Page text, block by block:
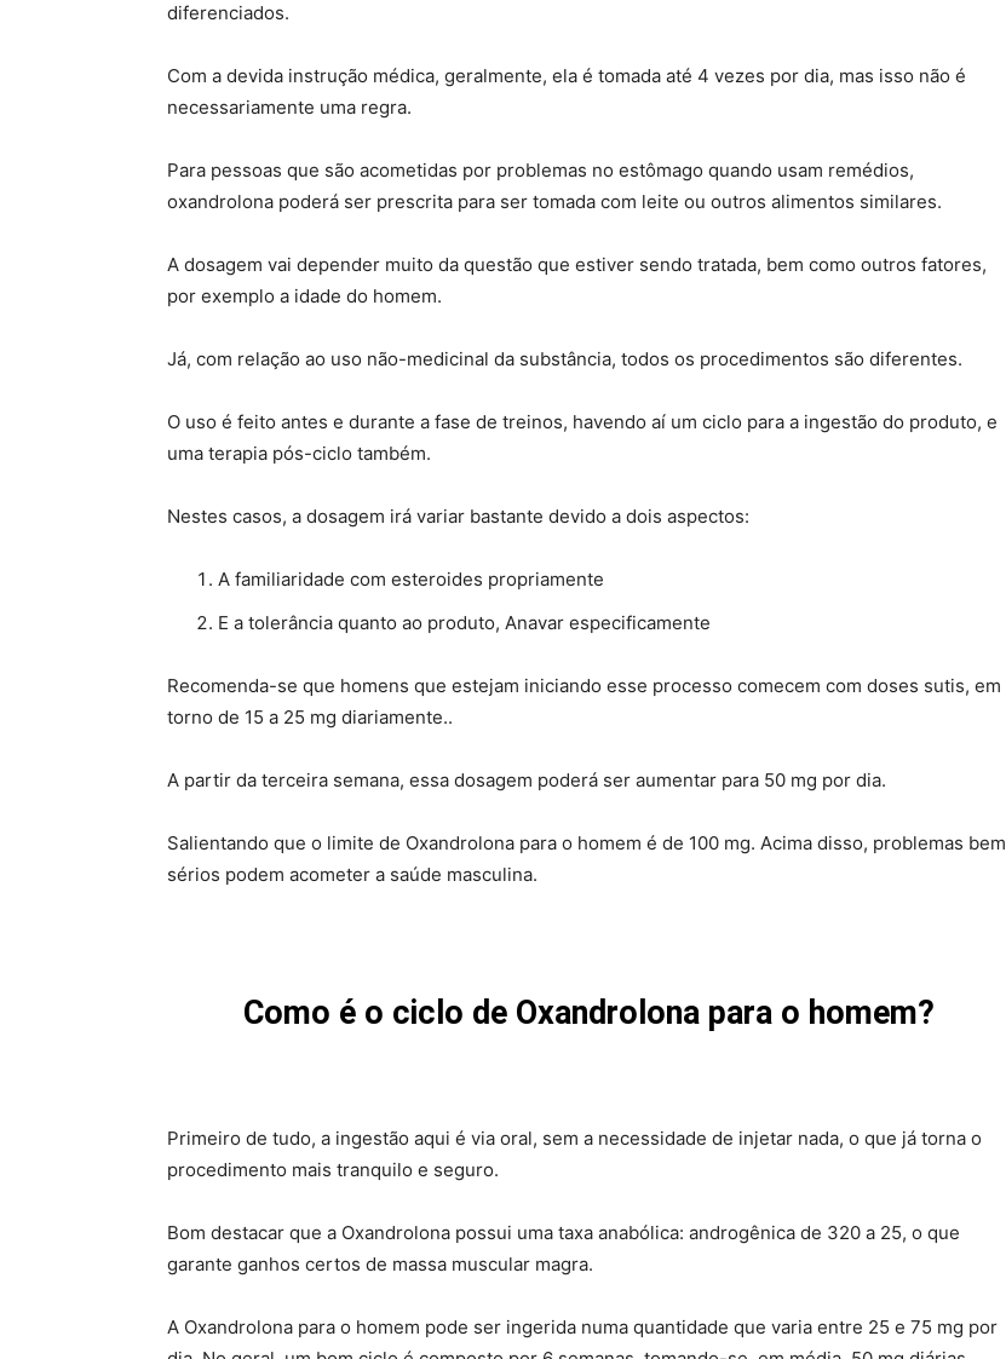
diferenciados.
Com a devida instrução médica, geralmente, ela é tomada até 4 vezes por dia, mas isso não é
necessariamente uma regra.
Para pessoas que são acometidas por problemas no estômago quando usam remédios,
oxandrolona poderá ser prescrita para ser tomada com leite ou outros alimentos similares.
A dosagem vai depender muito da questão que estiver sendo tratada, bem como outros fatores,
por exemplo a idade do homem.
Já, com relação ao uso não-medicinal da substância, todos os procedimentos são diferentes.
O uso é feito antes e durante a fase de treinos, havendo aí um ciclo para a ingestão do produto, e
uma terapia pós-ciclo também.
Nestes casos, a dosagem irá variar bastante devido a dois aspectos:
A familiaridade com esteroides propriamente
E a tolerância quanto ao produto, Anavar especificamente
Recomenda-se que homens que estejam iniciando esse processo comecem com doses sutis, em
torno de 15 a 25 mg diariamente..
A partir da terceira semana, essa dosagem poderá ser aumentar para 50 mg por dia.
Salientando que o limite de Oxandrolona para o homem é de 100 mg. Acima disso, problemas bem
sérios podem acometer a saúde masculina.
Como é o ciclo de Oxandrolona para o homem?
Primeiro de tudo, a ingestão aqui é via oral, sem a necessidade de injetar nada, o que já torna o
procedimento mais tranquilo e seguro.
Bom destacar que a Oxandrolona possui uma taxa anabólica: androgênica de 320 a 25, o que
garante ganhos certos de massa muscular magra.
A Oxandrolona para o homem pode ser ingerida numa quantidade que varia entre 25 e 75 mg por